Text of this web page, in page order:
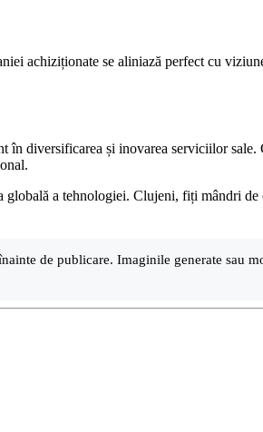
achiziționate se aliniază perfect cu
în diversificarea și inovarea serviciilor
a tehnologiei. Clujeni, fiți mândri
de publicare. Imaginile generate sau